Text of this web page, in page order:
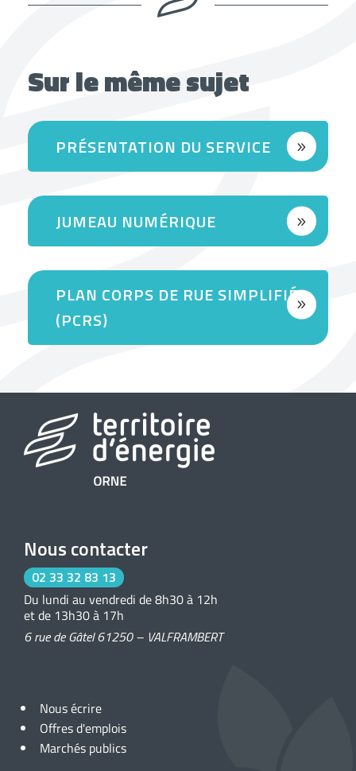
Sur le même sujet
PRÉSENTATION DU SERVICE
JUMEAU NUMÉRIQUE
PLAN CORPS DE RUE SIMPLIFIÉ
(PCRS)
Nous contacter
02 33 32 83 13
Du lundi au vendredi de 8h30 à 12h
et de 13h30 à 17h
6 rue de Gâtel 61250 – VALFRAMBERT
Nous écrire
Offres d'emplois
Marchés publics